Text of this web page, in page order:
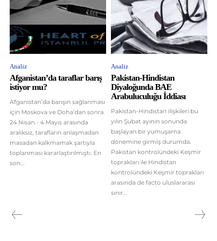
Analiz
Afganistan’da taraflar barış
istiyor mu?
Afganistan’da barışın sağlanması
için Moskova ve Doha’dan sonra
24 Nisan - 4 Mayıs arasında
aralıksız, tarafların anlaşmadan
masadan kalkmamak şartıyla
toplanması kararlaştırılmıştı. En
son...
Analiz
Pakistan-Hindistan
Diyaloğunda BAE
Arabuluculuğu İddiası
Pakistan-Hindistan ilişkileri bu
yılın Şubat ayının sonunda
başlayan bir yumuşama
dönemine girmiş durumda.
Pakistan kontrolündeki Keşmir
toprakları ile Hindistan
kontrolündeki Keşmir toprakları
arasında de facto uluslararası
sınır...